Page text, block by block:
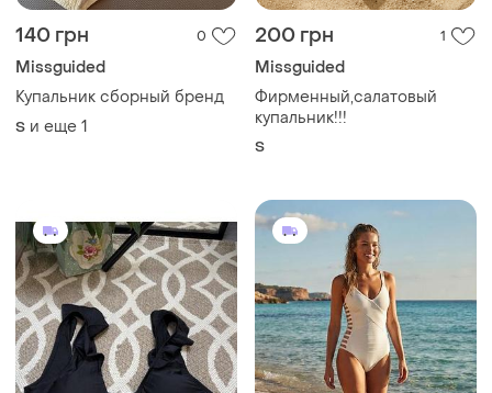
140 грн 0
Missguided
Купальник сборный бренд
S и еще 1
200 грн 1
Missguided
Фирменный,салатовый
купальник!!!
S